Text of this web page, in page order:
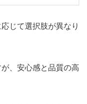
じて選択肢が異なり
、安心感と品質の高